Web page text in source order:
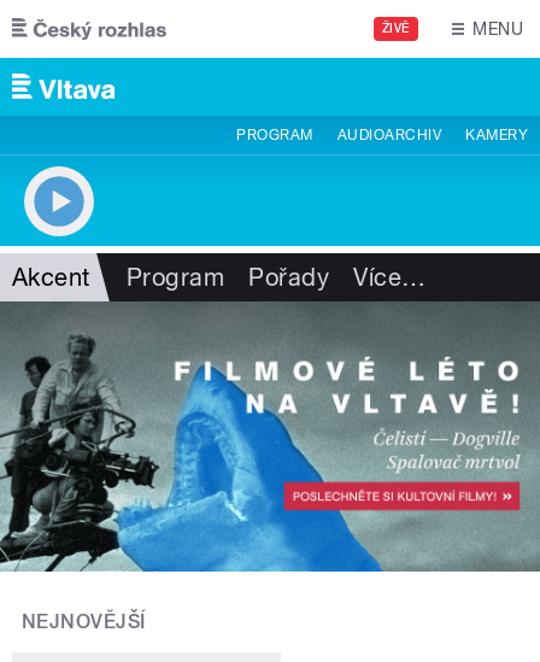
Přejít k hlavnímu obsahu
ŽIVĚ MENU
PROGRAM AUDIOARCHIV KAMERY
Akcent Program Pořady Více…
NEJNOVĚJŠÍ